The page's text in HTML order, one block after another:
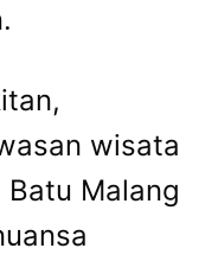
wisata
Malang